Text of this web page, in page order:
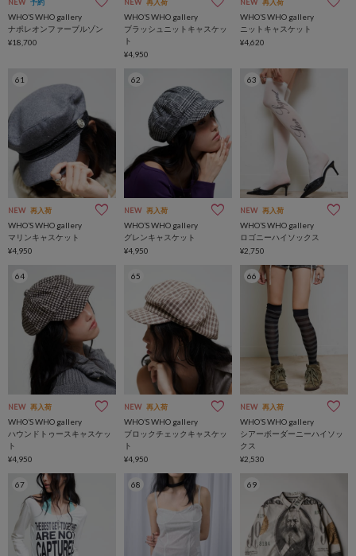
NEW 予約
WHO’S WHO gallery
ナポレオンファーブルゾン
¥18,700
NEW 再入荷
WHO’S WHO gallery
ブラッシュニットキャスケッ
ト
¥4,950
NEW 再入荷
WHO’S WHO gallery
ニットキャスケット
¥4,620
61
NEW 再入荷
WHO’S WHO gallery
マリンキャスケット
¥4,950
62
NEW 再入荷
WHO’S WHO gallery
グレンキャスケット
¥4,950
63
NEW 再入荷
WHO’S WHO gallery
ロゴニーハイソックス
¥2,750
64
NEW 再入荷
WHO’S WHO gallery
ハウンドトゥースキャスケッ
ト
¥4,950
65
NEW 再入荷
WHO’S WHO gallery
ブロックチェックキャスケッ
ト
¥4,950
66
NEW 再入荷
WHO’S WHO gallery
シアーボーダーニーハイソッ
クス
¥2,530
67 68 69